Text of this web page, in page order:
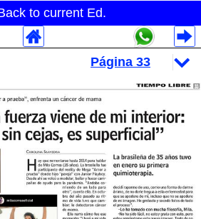
to current Ed.
Rubros